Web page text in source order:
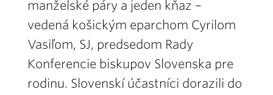
manželské páry a jeden kňaz –
vedená košickým eparchom Cyrilom
Vasiľom, SJ, predsedom Rady
Konferencie biskupov Slovenska pre
rodinu. Slovenskí účastníci dorazili do